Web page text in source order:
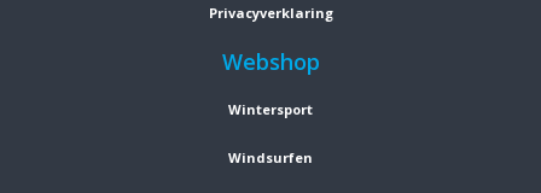
Privacyverklaring
Webshop
Wintersport
Windsurfen